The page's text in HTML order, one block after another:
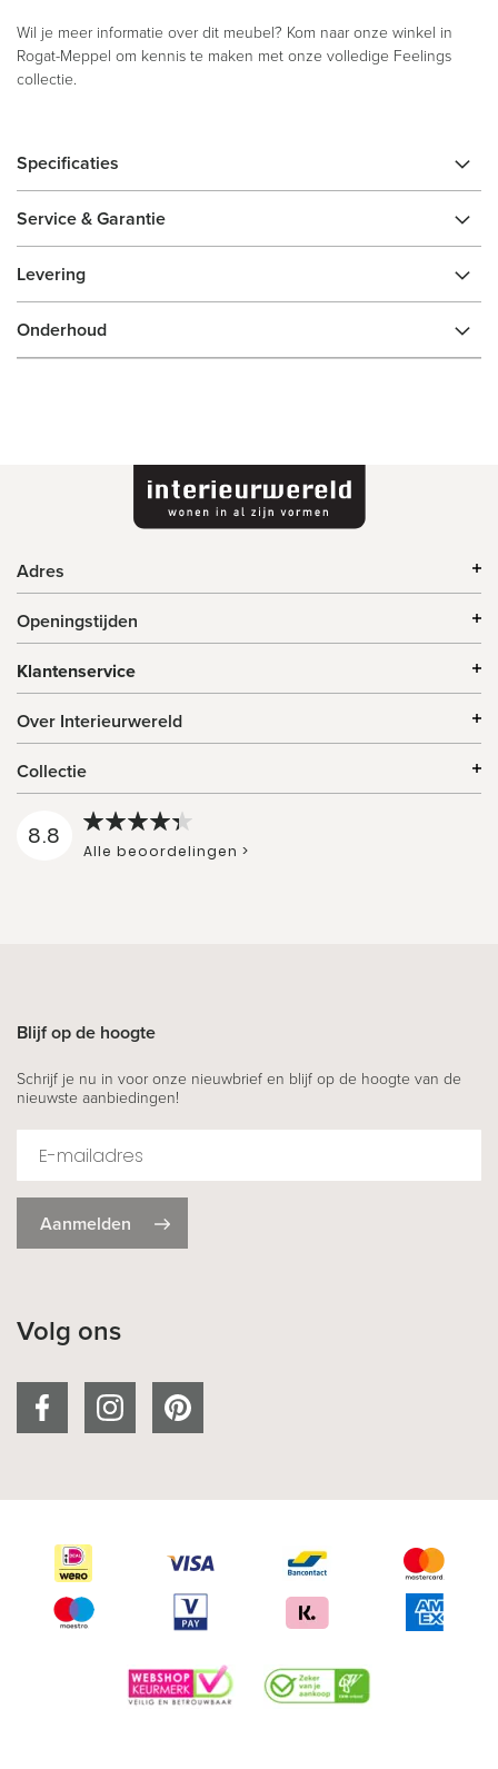
Wil je meer informatie over dit meubel? Kom naar onze winkel in
Rogat-Meppel om kennis te maken met onze volledige Feelings
collectie.
Specificaties
Service & Garantie
Levering
Onderhoud
Adres
Openingstijden
Klantenservice
Over Interieurwereld
Collectie
8.8
Alle beoordelingen >
Blijf op de hoogte
Schrijf je nu in voor onze nieuwbrief en blijf op de hoogte van de
nieuwste aanbiedingen!
Aanmelden
Volg ons